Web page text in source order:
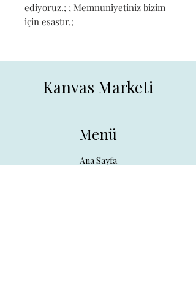
ediyoruz.; ; Memnuniyetiniz bizim
için esastır.;
Kanvas Marketi
Menü
Ana Sayfa